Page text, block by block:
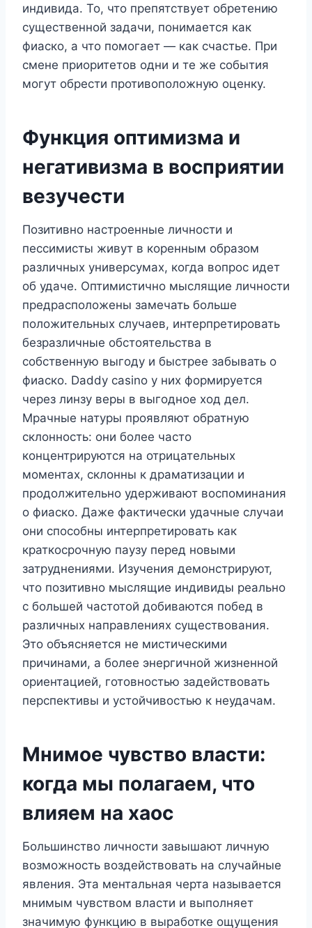
индивида. То, что препятствует обретению
существенной задачи, понимается как
фиаско, а что помогает — как счастье. При
смене приоритетов одни и те же события
могут обрести противоположную оценку.
Функция оптимизма и
негативизма в восприятии
везучести
Позитивно настроенные личности и
пессимисты живут в коренным образом
различных универсумах, когда вопрос идет
об удаче. Оптимистично мыслящие личности
предрасположены замечать больше
положительных случаев, интерпретировать
безразличные обстоятельства в
собственную выгоду и быстрее забывать о
фиаско. Daddy casino у них формируется
через линзу веры в выгодное ход дел.
Мрачные натуры проявляют обратную
склонность: они более часто
концентрируются на отрицательных
моментах, склонны к драматизации и
продолжительно удерживают воспоминания
о фиаско. Даже фактически удачные случаи
они способны интерпретировать как
краткосрочную паузу перед новыми
затруднениями. Изучения демонстрируют,
что позитивно мыслящие индивиды реально
с большей частотой добиваются побед в
различных направлениях существования.
Это объясняется не мистическими
причинами, а более энергичной жизненной
ориентацией, готовностью задействовать
перспективы и устойчивостью к неудачам.
Мнимое чувство власти:
когда мы полагаем, что
влияем на хаос
Большинство личности завышают личную
возможность воздействовать на случайные
явления. Эта ментальная черта называется
мнимым чувством власти и выполняет
значимую функцию в выработке ощущения